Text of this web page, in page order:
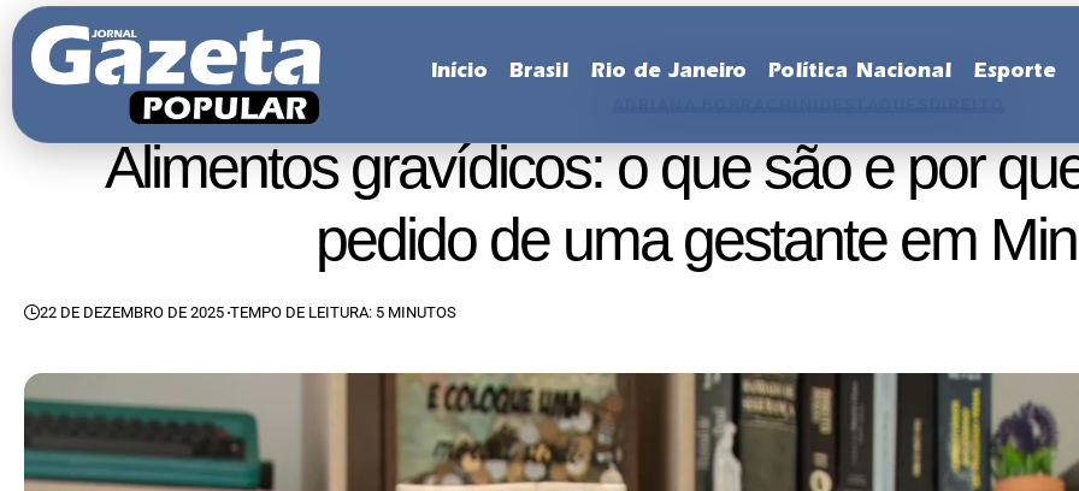
Início Brasil Rio de Janeiro Política Nacional Esporte
Alimentos gravídicos: o que são e por
pedido de uma gestante em
22 DE DEZEMBRO DE 2025 TEMPO DE LEITURA: 5 MINUTOS